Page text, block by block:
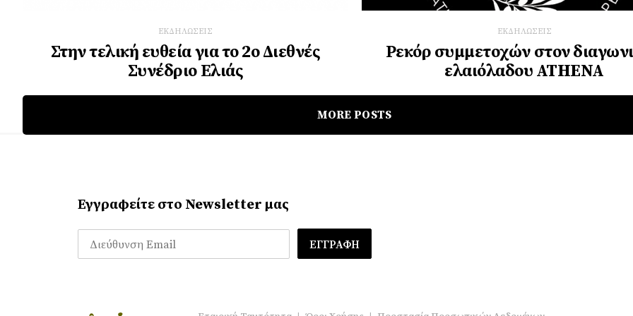
ΕΚΔΗΛΩΣΕΙΣ
Στην τελική ευθεία για το 2ο Διεθνές
Συνέδριο Ελιάς
ΕΚΔΗΛΩΣΕΙΣ
Ρεκόρ συμμετοχών στον
ελαιόλαδου ATHENA
MORE POSTS
Εγγραφείτε στο Newsletter μας